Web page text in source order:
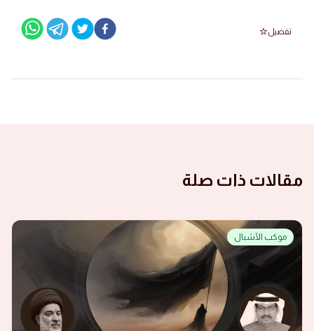
تفضيل
مقالات ذات صلة
موكب الأشبال